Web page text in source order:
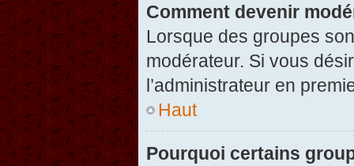
Comment devenir
Lorsque des groupes
modérateur. Si vous
l’administrateur en
Haut
Pourquoi certains